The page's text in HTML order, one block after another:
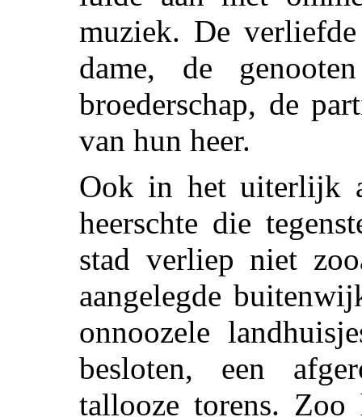
muziek. De
dame, de
broederschap, de
van hun heer.
Ook in het uiterlijk
heerschte die
stad verliep niet
aangelegde
onnoozele
besloten, een
tallooze torens. Zoo